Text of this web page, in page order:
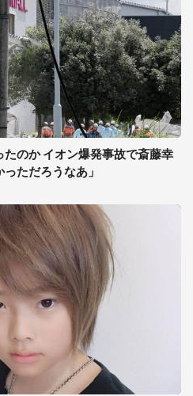
のか イオン爆発事故で斎藤幸
ただろうなあ」